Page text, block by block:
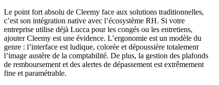
Le point fort absolu de Cleemy face aux solutions traditionnelles,
c’est son intégration native avec l’écosystème RH. Si votre
entreprise utilise déjà Lucca pour les congés ou les entretiens,
ajouter Cleemy est une évidence. L’ergonomie est un modèle du
genre : l’interface est ludique, colorée et dépoussière totalement
l’image austère de la comptabilité. De plus, la gestion des plafonds
de remboursement et des alertes de dépassement est extrêmement
fine et paramétrable.